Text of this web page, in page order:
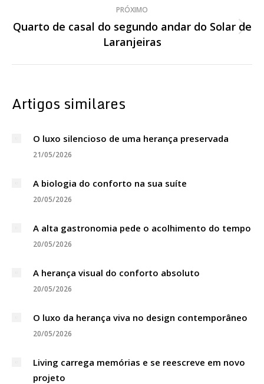
PRÓXIMO
Próximo
post:
Quarto de casal do segundo andar do Solar de
Laranjeiras
Artigos similares
O luxo silencioso de uma herança preservada
21/05/2026
A biologia do conforto na sua suíte
20/05/2026
A alta gastronomia pede o acolhimento do tempo
20/05/2026
A herança visual do conforto absoluto
20/05/2026
O luxo da herança viva no design contemporâneo
20/05/2026
Living carrega memórias e se reescreve em novo
projeto